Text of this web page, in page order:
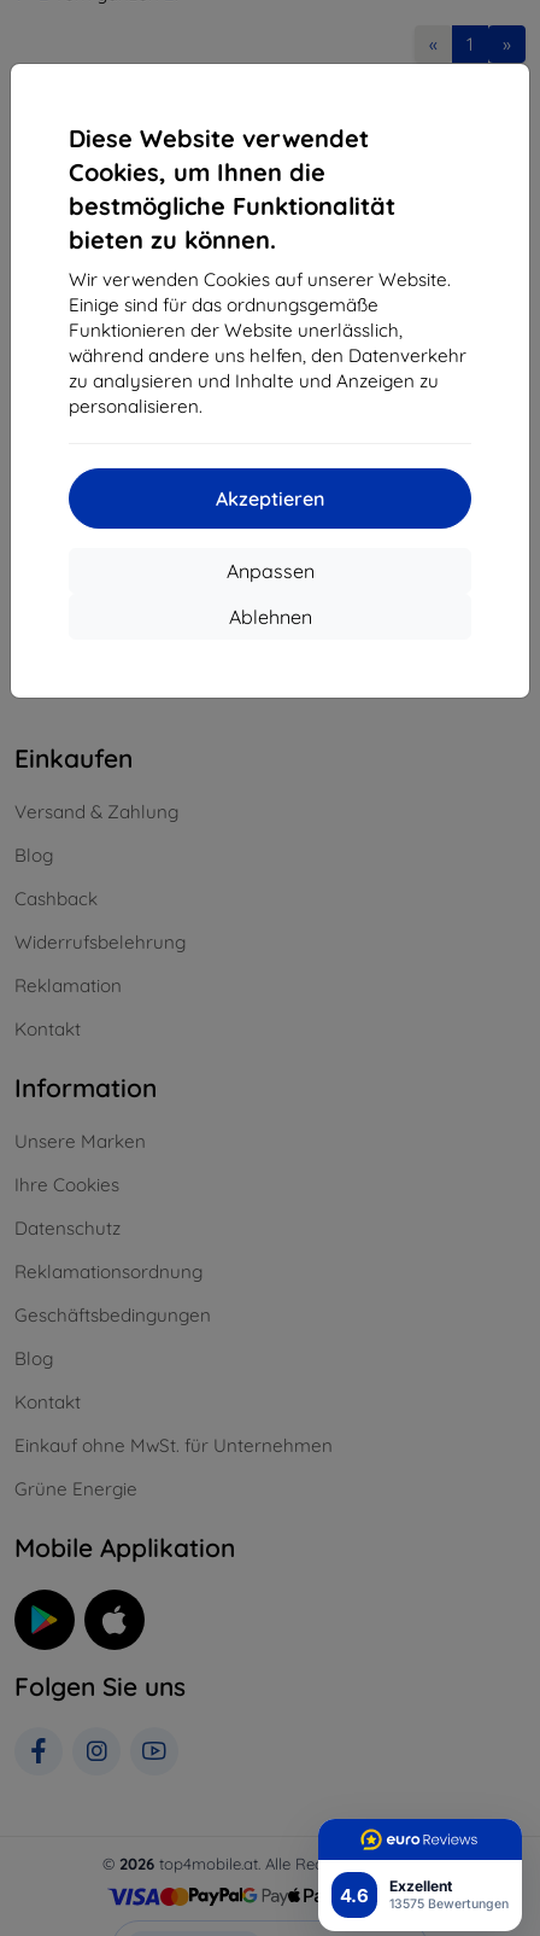
4.6 Exzellent
13575 Bewertungen
Diese Website verwendet
Cookies, um Ihnen die
bestmögliche Funktionalität
bieten zu können.
Wir verwenden Cookies auf unserer Website.
Einige sind für das ordnungsgemäße
Funktionieren der Website unerlässlich,
während andere uns helfen, den Datenverkehr
zu analysieren und Inhalte und Anzeigen zu
personalisieren.
Akzeptieren
Anpassen
Ablehnen
« 1 »
Shield-Sk s.r.o.
Ulica Rudolfa Mocka 3750/2A
841 04 Bratislava
Unternehmens-ID:46701494
USt-IdNr.:SK2023549671
info@top4mobile.eu
Einkaufen
Versand & Zahlung
Blog
Cashback
Widerrufsbelehrung
Reklamation
Kontakt
Information
Unsere Marken
Ihre Cookies
Datenschutz
Reklamationsordnung
Geschäftsbedingungen
Blog
Kontakt
Einkauf ohne MwSt. für Unternehmen
Grüne Energie
Mobile Applikation
Folgen Sie uns
© 2026top4mobile.at. Alle Rechte vorbehalten.